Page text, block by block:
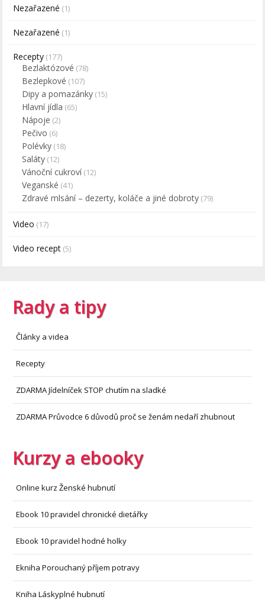
Nezařazené (1)
Nezařazené (1)
Recepty (177)
Bezlaktózové (78)
Bezlepkové (107)
Dipy a pomazánky (15)
Hlavní jídla (65)
Nápoje (2)
Pečivo (6)
Polévky (18)
Saláty (12)
Vánoční cukroví(12)
Veganské (41)
Zdravé mlsání – dezerty, koláče a jiné dobroty (79)
Video (17)
Video recept (5)
Rady a tipy
Články a videa
Recepty
ZDARMA Jídelníček STOP chutím na sladké
ZDARMA Průvodce 6 důvodů proč se ženám nedaří zhubnout
Kurzy a ebooky
Online kurz Ženské hubnutí
Ebook 10 pravidel chronické dietářky
Ebook 10 pravidel hodné holky
Ekniha Porouchaný příjem potravy
Kniha Láskyplné hubnutí